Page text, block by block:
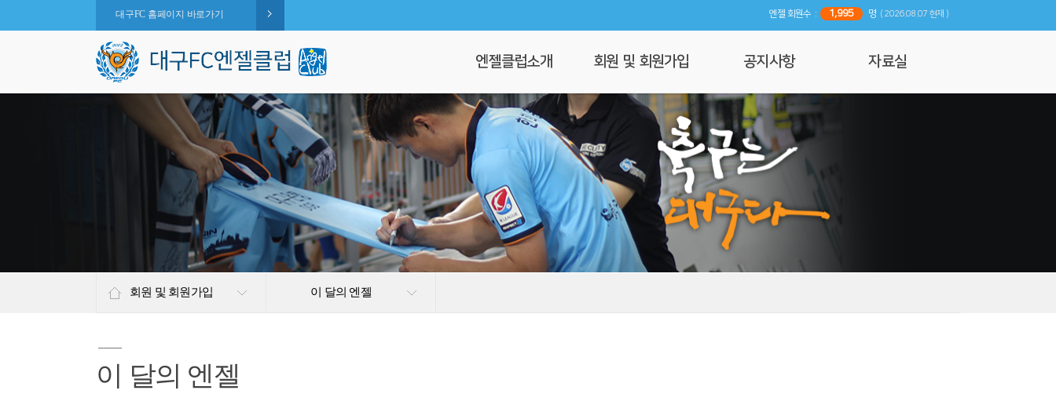
대구FC 홈페이지 바로가기 엔젤 회원수 : 1,995 명 ( 2026.08.07 현재 )
엔젤클럽소개
회장 인사말
엔젤클럽이란
클럽 조직도
찾아오시는길
회원 및 회원가입
회원가입
회원명부
이 달의 엔젤
공지사항
공지사항
행사일정
자료실
회원 및 회원가입 이 달의 엔젤
이 달의 엔젤